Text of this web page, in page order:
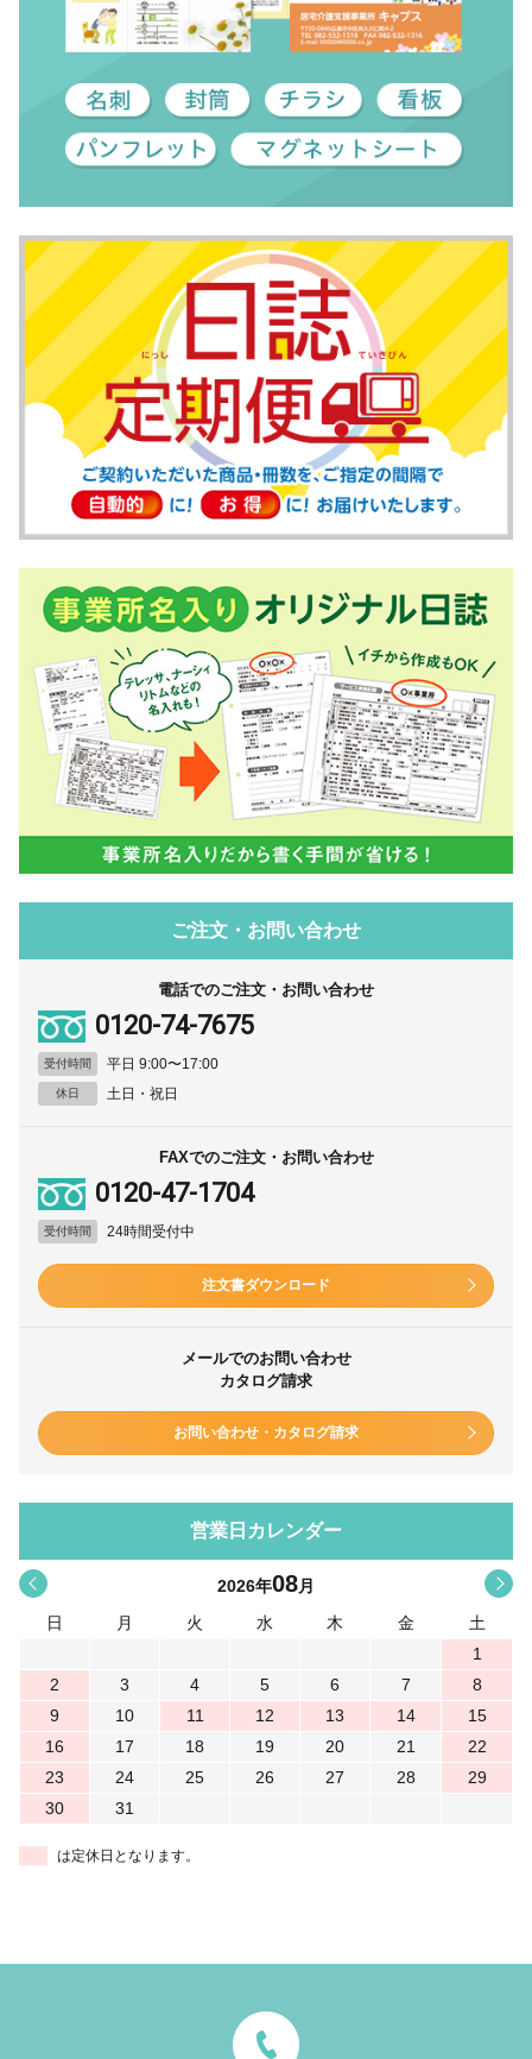
ご注文・お問い合わせ
電話でのご注文・お問い合わせ
0120-74-7675
受付時間 平日 9:00〜17:00
休日 土日・祝日
FAXでのご注文・お問い合わせ
0120-47-1704
受付時間 24時間受付中
注文書ダウンロード
メールでのお問い合わせ
カタログ請求
お問い合わせ・カタログ請求
営業日カレンダー
< 2026年08月
日
月 火 水 木 金
土
1
2
3 4 5 6 7
8
9
10 11 12 13 14
15
16
17 18 19 20 21
22
23
24 25 26 27 28
29
30
31
は定休日となります。